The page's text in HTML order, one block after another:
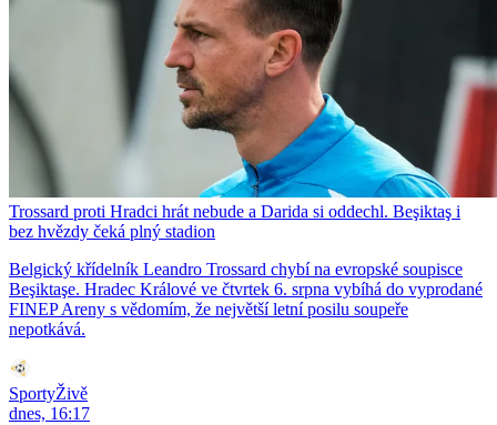
Trossard proti Hradci hrát nebude a Darida si oddechl. Beşiktaş i
bez hvězdy čeká plný stadion
Belgický křídelník Leandro Trossard chybí na evropské soupisce
Beşiktaşe. Hradec Králové ve čtvrtek 6. srpna vybíhá do vyprodané
FINEP Areny s vědomím, že největší letní posilu soupeře
nepotkává.
SportyŽivě
dnes, 16:17